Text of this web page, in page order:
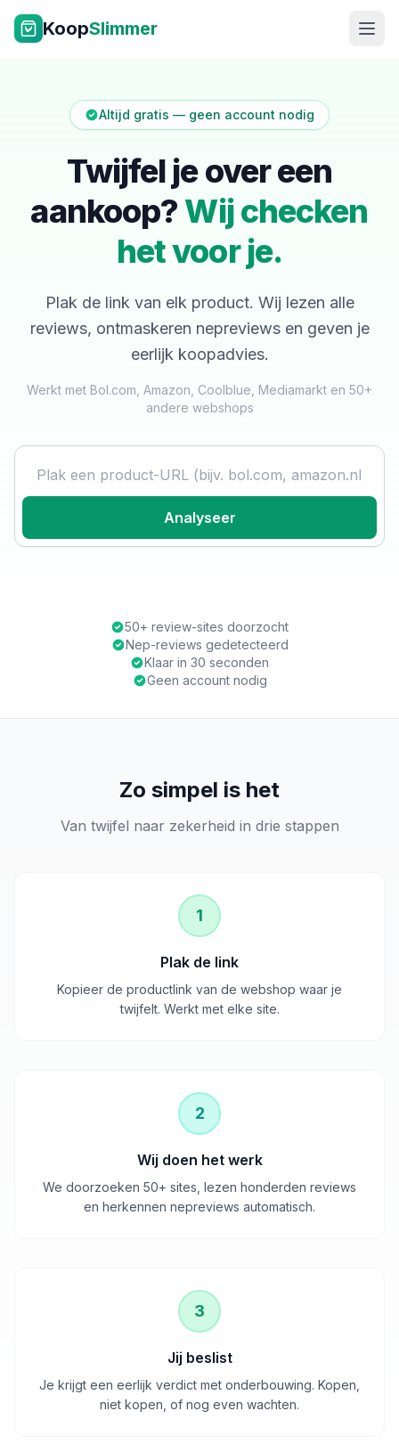
Ga naar inhoud
KoopSlimmer
NL|EN
Altijd gratis — geen account nodig
Twijfel je over een
aankoop? Wij checken
het voor je.
Plak de link van elk product. Wij lezen alle
reviews, ontmaskeren nepreviews en geven je
eerlijk koopadvies.
Werkt met Bol.com, Amazon, Coolblue, Mediamarkt en 50+
andere webshops
Analyseer
50+ review-sites doorzocht
Nep-reviews gedetecteerd
Klaar in 30 seconden
Geen account nodig
Zo simpel is het
Van twijfel naar zekerheid in drie stappen
1
Plak de link
Kopieer de productlink van de webshop waar je
twijfelt. Werkt met elke site.
2
Wij doen het werk
We doorzoeken 50+ sites, lezen honderden reviews
en herkennen nepreviews automatisch.
3
Jij beslist
Je krijgt een eerlijk verdict met onderbouwing. Kopen,
niet kopen, of nog even wachten.